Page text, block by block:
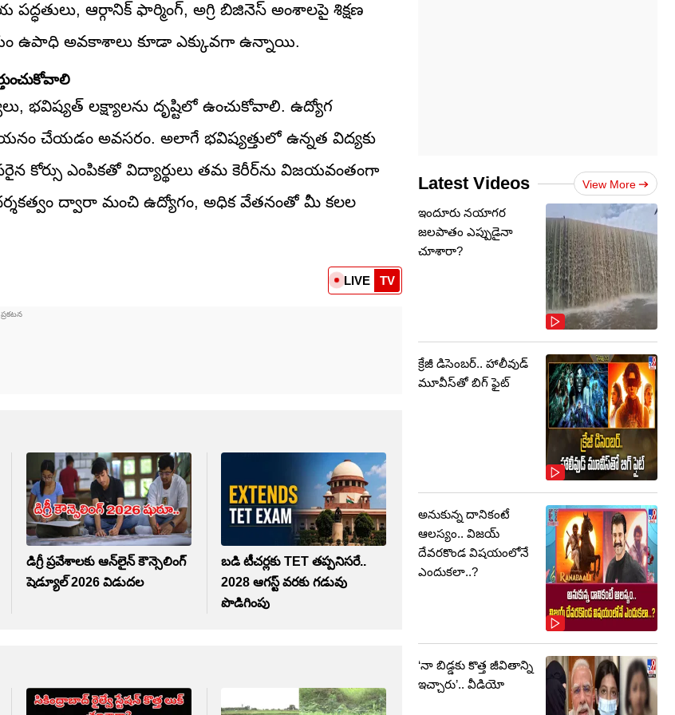
ఆర్గానిక్ ఫార్మింగ్, అగ్రి బిజినెస్ అంశాలపై శిక్షణ
ఉపాధి అవకాశాలు కూడా ఎక్కువగా ఉన్నాయి.
భవిష్యత్ లక్ష్యాలను దృష్టిలో ఉంచుకోవాలి. ఉద్యోగ
చేయడం అవసరం. అలాగే భవిష్యత్తులో ఉన్నత విద్యకు
కోర్సు ఎంపికతో విద్యార్థులు తమ కెరీర్‌ను విజయవంతంగా
ద్వారా మంచి ఉద్యోగం, అధిక వేతనంతో మీ కలల
LIVE TV
డిగ్రీ ప్రవేశాలకు ఆన్‌లైన్ కౌన్సెలింగ్
షెడ్యూల్ 2026 విడుదల
బడి టీచర్లకు TET తప్పనిసరే..
2028 ఆగస్ట్‌ వరకు గడువు
పొడిగింపు
Latest Videos View More
ఇందూరు నయాగర
జలపాతం ఎప్పుడైనా
చూశారా?
క్రేజీ డిసెంబర్‌.. హాలీవుడ్
మూవీస్‌తో బిగ్ ఫైట్‌
అనుకున్న దానికంటే
ఆలస్యం.. విజయ్
దేవరకొండ విషయంలోనే
ఎందుకలా..?
‘నా బిడ్డకు కొత్త జీవితాన్ని
ఇచ్చారు’.. వీడియో